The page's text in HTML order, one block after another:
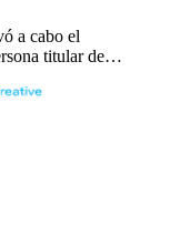
a cabo el
titular de…